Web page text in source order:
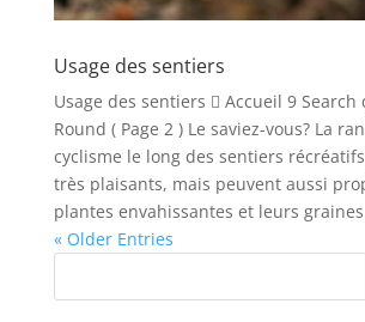
Usage des sentiers
Usage des sentiers  Accueil 9 Search
Round ( Page 2 ) Le saviez-vous? La
cyclisme le long des sentiers
très plaisants, mais peuvent aussi
plantes envahissantes et leurs
« Older Entries